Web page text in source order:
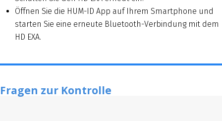
Öffnen Sie die HUM-ID App auf Ihrem Smartphone und
starten Sie eine erneute Bluetooth-Verbindung mit dem
HD EXA.
Fragen zur Kontrolle